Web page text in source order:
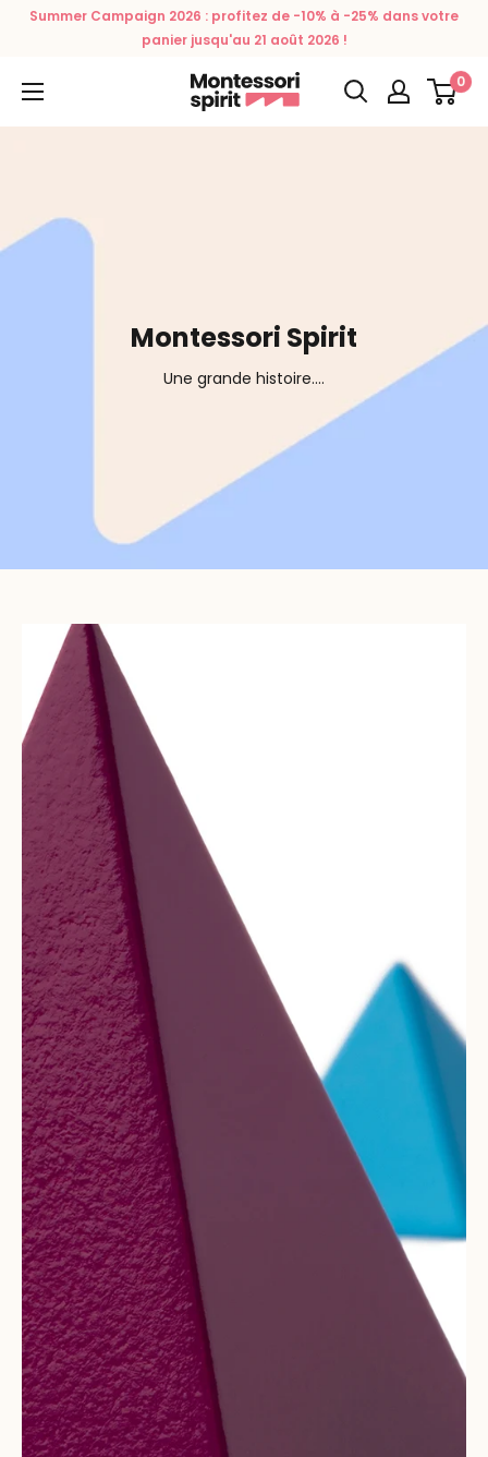
PasserSummer Campaign 2026 : profitez de -10% à -25% dans votre
panier jusqu'au 21 août 2026 !
Montessori
Spirit
0
Montessori Spirit
Une grande histoire....